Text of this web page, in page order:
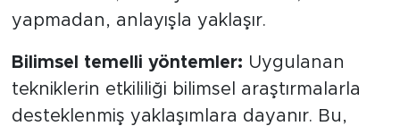
yapmadan, anlayışla yaklaşır.
Bilimsel temelli yöntemler: Uygulanan
tekniklerin etkililiği bilimsel araştırmalarla
desteklenmiş yaklaşımlara dayanır. Bu,